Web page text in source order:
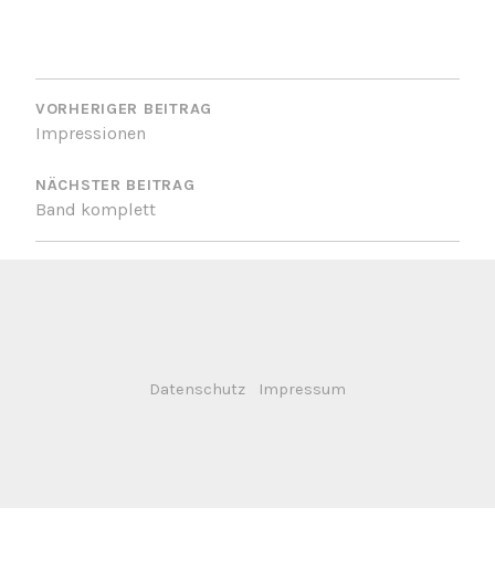
BEITRAGSNAVIGATION
VORHERIGER BEITRAG
Impressionen
NÄCHSTER BEITRAG
Band komplett
Datenschutz Impressum